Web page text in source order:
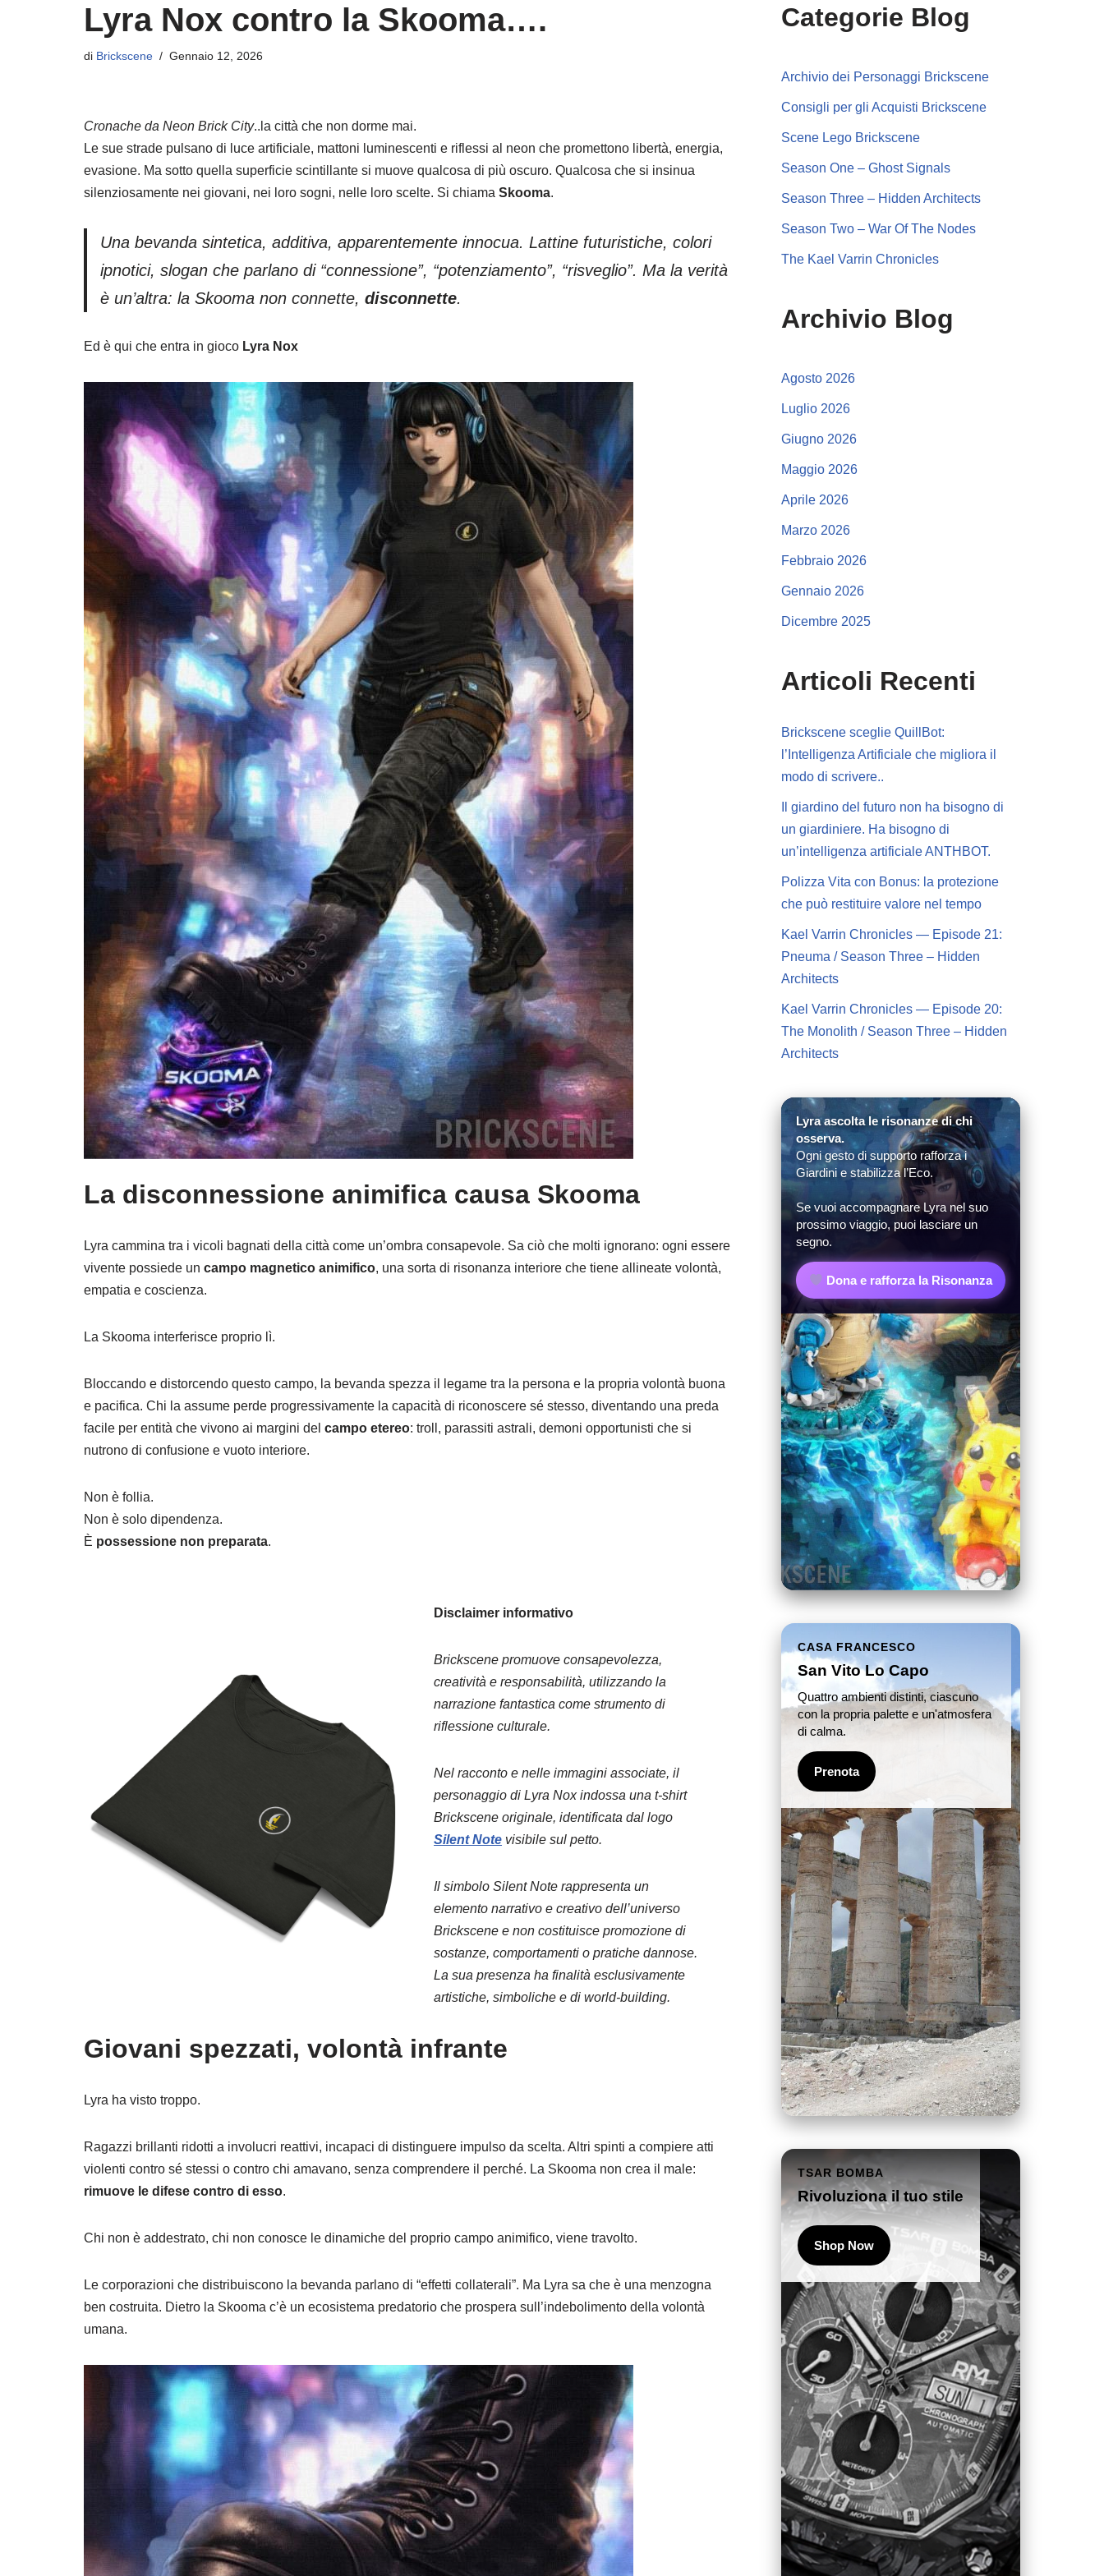
Lyra Nox contro la Skooma….
di Brickscene Gennaio 12, 2026
Cronache da Neon Brick City..la città che non dorme mai.
Le sue strade pulsano di luce artificiale, mattoni luminescenti e riflessi al neon che promettono libertà, energia,
evasione. Ma sotto quella superficie scintillante si muove qualcosa di più oscuro. Qualcosa che si insinua
silenziosamente nei giovani, nei loro sogni, nelle loro scelte. Si chiama Skooma.
Una bevanda sintetica, additiva, apparentemente innocua. Lattine futuristiche, colori
ipnotici, slogan che parlano di “connessione”, “potenziamento”, “risveglio”. Ma la verità
è un’altra: la Skooma non connette, disconnette.
Ed è qui che entra in gioco Lyra Nox
La disconnessione animifica causa Skooma
Lyra cammina tra i vicoli bagnati della città come un’ombra consapevole. Sa ciò che molti ignorano: ogni essere
vivente possiede un campo magnetico animifico, una sorta di risonanza interiore che tiene allineate volontà,
empatia e coscienza.
La Skooma interferisce proprio lì.
Bloccando e distorcendo questo campo, la bevanda spezza il legame tra la persona e la propria volontà buona
e pacifica. Chi la assume perde progressivamente la capacità di riconoscere sé stesso, diventando una preda
facile per entità che vivono ai margini del campo etereo: troll, parassiti astrali, demoni opportunisti che si
nutrono di confusione e vuoto interiore.
Non è follia.
Non è solo dipendenza.
È possessione non preparata.
Disclaimer informativo
Brickscene promuove consapevolezza,
creatività e responsabilità, utilizzando la
narrazione fantastica come strumento di
riflessione culturale.
Nel racconto e nelle immagini associate, il
personaggio di Lyra Nox indossa una t-shirt
Brickscene originale, identificata dal logo
Silent Note visibile sul petto.
Il simbolo Silent Note rappresenta un
elemento narrativo e creativo dell’universo
Brickscene e non costituisce promozione di
sostanze, comportamenti o pratiche dannose.
La sua presenza ha finalità esclusivamente
artistiche, simboliche e di world-building.
Giovani spezzati, volontà infrante
Lyra ha visto troppo.
Ragazzi brillanti ridotti a involucri reattivi, incapaci di distinguere impulso da scelta. Altri spinti a compiere atti
violenti contro sé stessi o contro chi amavano, senza comprendere il perché. La Skooma non crea il male:
rimuove le difese contro di esso.
Chi non è addestrato, chi non conosce le dinamiche del proprio campo animifico, viene travolto.
Le corporazioni che distribuiscono la bevanda parlano di “effetti collaterali”. Ma Lyra sa che è una menzogna
ben costruita. Dietro la Skooma c’è un ecosistema predatorio che prospera sull’indebolimento della volontà
umana.
Categorie Blog
Archivio dei Personaggi Brickscene
Consigli per gli Acquisti Brickscene
Scene Lego Brickscene
Season One – Ghost Signals
Season Three – Hidden Architects
Season Two – War Of The Nodes
The Kael Varrin Chronicles
Archivio Blog
Agosto 2026
Luglio 2026
Giugno 2026
Maggio 2026
Aprile 2026
Marzo 2026
Febbraio 2026
Gennaio 2026
Dicembre 2025
Articoli Recenti
Brickscene sceglie QuillBot:
l’Intelligenza Artificiale che migliora il
modo di scrivere..
Il giardino del futuro non ha bisogno di
un giardiniere. Ha bisogno di
un’intelligenza artificiale ANTHBOT.
Polizza Vita con Bonus: la protezione
che può restituire valore nel tempo
Kael Varrin Chronicles — Episode 21:
Pneuma / Season Three – Hidden
Architects
Kael Varrin Chronicles — Episode 20:
The Monolith / Season Three – Hidden
Architects
Lyra ascolta le risonanze di chi
osserva.
Ogni gesto di supporto rafforza i
Giardini e stabilizza l’Eco.
Se vuoi accompagnare Lyra nel suo
prossimo viaggio, puoi lasciare un
segno.
Dona e rafforza la Risonanza
CASA FRANCESCO
San Vito Lo Capo
Quattro ambienti distinti, ciascuno
con la propria palette e un'atmosfera
di calma.
Prenota
TSAR BOMBA
Rivoluziona il tuo stile
Shop Now